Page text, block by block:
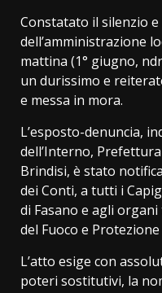
Constatato il silenzio e
dell’amministrazione
mattina (1° giugno,
un durissimo e
e messa in mora.
L’esposto-denuncia,
dell’Interno,
Brindisi, è stato
dei Conti, a tutti i
di Fasano e agli organi
del Fuoco e Protezione
L’atto esige con
poteri sostitutivi, la